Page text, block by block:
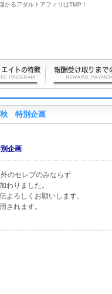
かるアダルトアフィリはTMP！
秋 特別企画
企画
のセレブのみならず
わりました。
よろしくお願いします。
されます。